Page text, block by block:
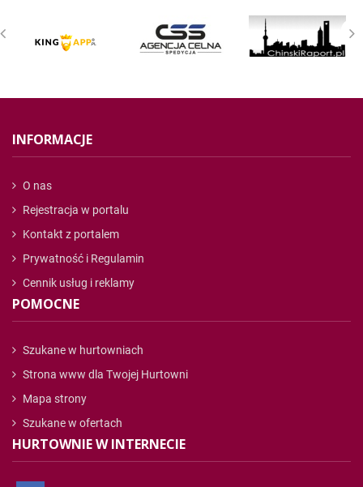
INFORMACJE
O nas
Rejestracja w portalu
Kontakt z portalem
Prywatność i Regulamin
Cennik usług i reklamy
POMOCNE
Szukane w hurtowniach
Strona www dla Twojej Hurtowni
Mapa strony
Szukane w ofertach
HURTOWNIE W INTERNECIE